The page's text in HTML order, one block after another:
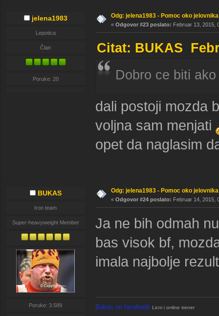
jelena1983
Lepotica
Član
Poruke: 20
Odg: jelena1983 - Pomoc oko jelovnika
« Odgovor #23 poslato: Februar 13, 2015,
Citat: BUKAS
Dobro ce biti
dali postoji mozda
voljna sam menjati
opet da naglasim
BUKAS
Iron team
Super-heavyweight Member
Poruke: 3.589
Odg: jelena1983 - Pomoc oko jelovnika
« Odgovor #24 poslato: Februar 14, 2015,
Ja ne bih odmah
bas visok bf,
imala najbolje
Bukas on facebook Licni i online trener